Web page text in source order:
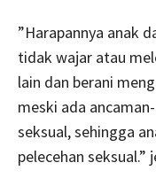
”Harapannya anak
tidak wajar atau
lain dan berani
meski ada
seksual, sehingga
pelecehan seksual.”